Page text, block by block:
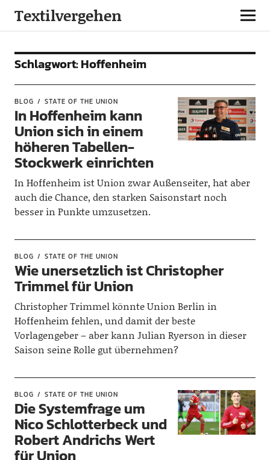
Textilvergehen
Schlagwort:Hoffenheim
BLOG STATE OF THE UNION
In Hoffenheim kann
Union sich in einem
höheren Tabellen-
Stockwerk einrichten
In Hoffenheim ist Union zwar Außenseiter, hat aber
auch die Chance, den starken Saisonstart noch
besser in Punkte umzusetzen.
BLOG STATE OF THE UNION
Wie unersetzlich ist Christopher
Trimmel für Union
Christopher Trimmel könnte Union Berlin in
Hoffenheim fehlen, und damit der beste
Vorlagengeber – aber kann Julian Ryerson in dieser
Saison seine Rolle gut übernehmen?
BLOG STATE OF THE UNION
Die Systemfrage um
Nico Schlotterbeck und
Robert Andrichs Wert
für Union